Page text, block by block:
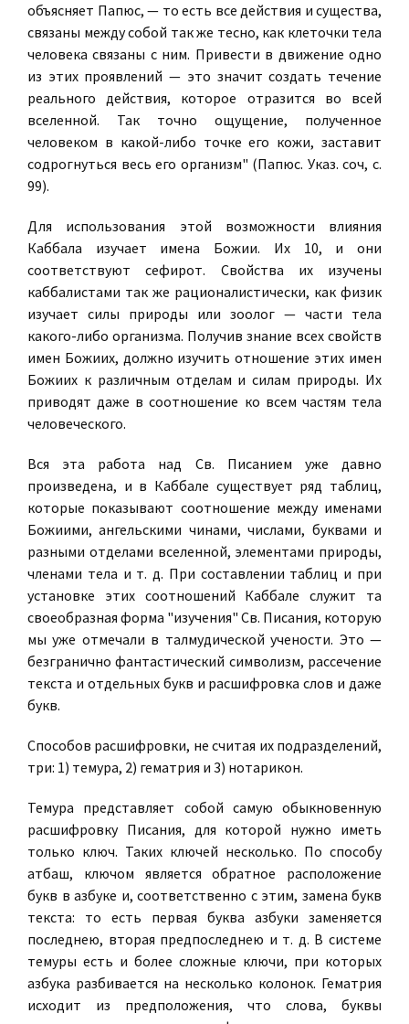
объясняет Папюс, — то есть все действия и существа,
связаны между собой так же тесно, как клеточки тела
человека связаны с ним. Привести в движение одно
из этих проявлений — это значит создать течение
реального действия, которое отразится во всей
вселенной. Так точно ощущение, полученное
человеком в какой-либо точке его кожи, заставит
содрогнуться весь его организм" (Папюс. Указ. соч, с.
99).
Для использования этой возможности влияния
Каббала изучает имена Божии. Их 10, и они
соответствуют сефирот. Свойства их изучены
каббалистами так же рационалистически, как физик
изучает силы природы или зоолог — части тела
какого-либо организма. Получив знание всех свойств
имен Божиих, должно изучить отношение этих имен
Божиих к различным отделам и силам природы. Их
приводят даже в соотношение ко всем частям тела
человеческого.
Вся эта работа над Св. Писанием уже давно
произведена, и в Каббале существует ряд таблиц,
которые показывают соотношение между именами
Божиими, ангельскими чинами, числами, буквами и
разными отделами вселенной, элементами природы,
членами тела и т. д. При составлении таблиц и при
установке этих соотношений Каббале служит та
своеобразная форма "изучения" Св. Писания, которую
мы уже отмечали в талмудической учености. Это —
безгранично фантастический символизм, рассечение
текста и отдельных букв и расшифровка слов и даже
букв.
Способов расшифровки, не считая их подразделений,
три: 1) темура, 2) гематрия и 3) нотарикон.
Темура представляет собой самую обыкновенную
расшифровку Писания, для которой нужно иметь
только ключ. Таких ключей несколько. По способу
атбаш, ключом является обратное расположение
букв в азбуке и, соответственно с этим, замена букв
текста: то есть первая буква азбуки заменяется
последнею, вторая предпоследнею и т. д. В системе
темуры есть и более сложные ключи, при которых
азбука разбивается на несколько колонок. Гематрия
исходит из предположения, что слова, буквы